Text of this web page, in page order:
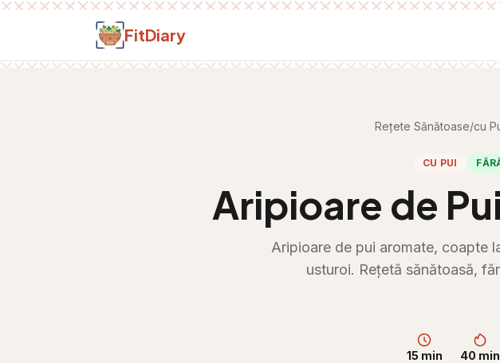
Salt la conținut
FitDiary
Rețete Sănătoase/cu
CU PUI
Aripioare de
Aripioare de pui aromate, coapte
usturoi. Rețetă sănătoasă,
15 min 40 min